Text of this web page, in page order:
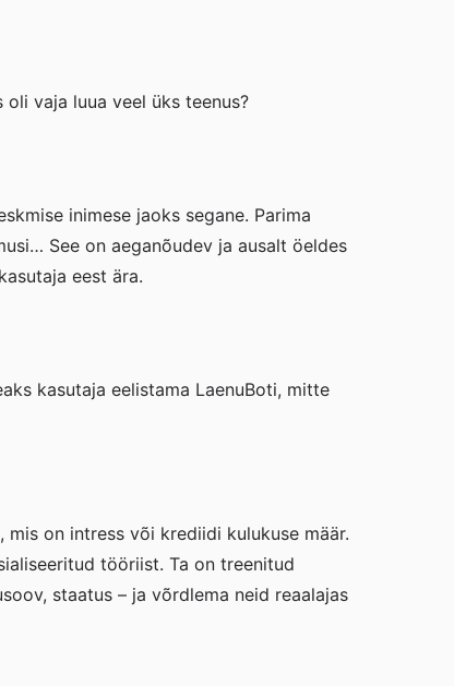
vaja luua veel üks teenus?
inimese jaoks segane. Parima
See on aeganõudev ja ausalt öeldes
eest ära.
kasutaja eelistama LaenuBoti, mitte
on intress või krediidi kulukuse määr.
tööriist. Ta on treenitud
staatus – ja võrdlema neid reaalajas